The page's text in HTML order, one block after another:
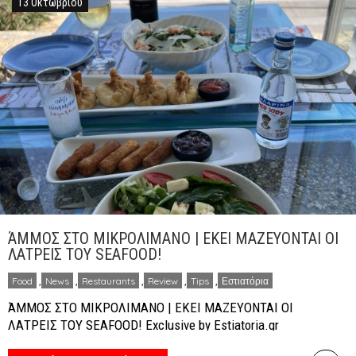
ΆΜΜΟΣ ΣΤΟ ΜΙΚΡΟΛΙΜΑΝΟ | ΕΚΕΙ ΜΑΖΕΥΟΝΤΑΙ ΟΙ
ΛΑΤΡΕΙΣ ΤΟΥ SEAFOOD!
Food News Restaurants Review Tips Εστιατόρια
ΆΜΜΟΣ ΣΤΟ ΜΙΚΡΟΛΙΜΑΝΟ | ΕΚΕΙ ΜΑΖΕΥΟΝΤΑΙ ΟΙ
ΛΑΤΡΕΙΣ ΤΟΥ SEAFOOD! Exclusive by Estiatoria.gr